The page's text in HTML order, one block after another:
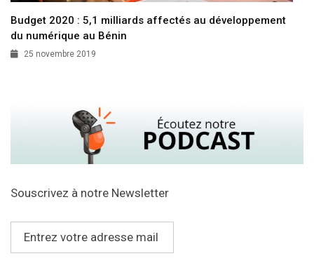
Budget 2020 : 5,1 milliards affectés au développement
du numérique au Bénin
25 novembre 2019
Souscrivez à notre Newsletter